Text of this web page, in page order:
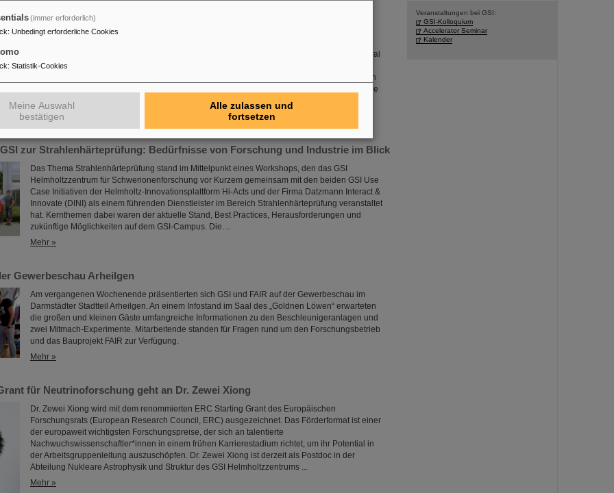
den Highlights der Physik in Hannover
Vom 23. September bis zum 28. September 2024 findet in Hannover das Wissenschaftsfestival
„Highlights der Physik“ statt. Zentrale Elemente der Veranstaltung sind die große
Mitmachausstellung und Wissenschaftsshows sowie ein vielseitiges Vortragsprogramm. Auch
GSI und FAIR sind mit einem Stand vertreten und bieten Fakten und Unterhaltung rund um die
zukünftige Teilchenbeschleunigeranlage FAIR, die derzeit bei GSI in Darmstadt entsteht.
Mehr »
zur Strahlenhärteprüfung: Bedürfnisse von Forschung und Industrie im Blick
Das Thema Strahlenhärteprüfung stand im Mittelpunkt eines Workshops, den das GSI
Helmholtzzentrum für Schwerionenforschung vor Kurzem gemeinsam mit den beiden GSI Use
Case Initiativen der Helmholtz-Innovationsplattform Hi-Acts und der Firma Datzmann Interact &
Innovate (DINI) als einem führenden Dienstleister im Bereich Strahlenhärteprüfung veranstaltet
hat. Kernthemen dabei waren der aktuelle Stand, Best Practices, Herausforderungen und
zukünftige Möglichkeiten auf dem GSI-Campus. Die…
Mehr »
Gewerbeschau Arheilgen
Am vergangenen Wochenende präsentierten sich GSI und FAIR auf der Gewerbeschau im
Darmstädter Stadtteil Arheilgen. An einem Infostand im Saal des „Goldnen Löwen“ erwarteten
die großen und kleinen Gäste umfangreiche Informationen zu den Beschleunigeranlagen und
zwei Mitmach-Experimente. Mitarbeitende standen für Fragen rund um den Forschungsbetrieb
und das Bauprojekt FAIR zur Verfügung.
Mehr »
für Neutrinoforschung geht an Dr. Zewei Xiong
Dr. Zewei Xiong wird mit dem renommierten ERC Starting Grant des Europäischen
Forschungsrats (European Research Council, ERC) ausgezeichnet. Das Förderformat ist einer
der europaweit wichtigsten Forschungspreise, der sich an talentierte
Nachwuchswissenschaftler*innen in einem frühen Karrierestadium richtet, um ihr Potential in
der Arbeitsgruppenleitung auszuschöpfen. Dr. Zewei Xiong ist derzeit als Postdoc in der
Abteilung Nukleare Astrophysik und Struktur des GSI Helmholtzzentrums ...
Mehr »
Veranstaltungen bei GSI:
GSI-Kolloquium
Accelerator Seminar
Kalender
(immer erforderlich)
: Unbedingt erforderliche Cookies
: Statistik-Cookies
Meine Auswahl
bestätigen
Alle zulassen und
fortsetzen